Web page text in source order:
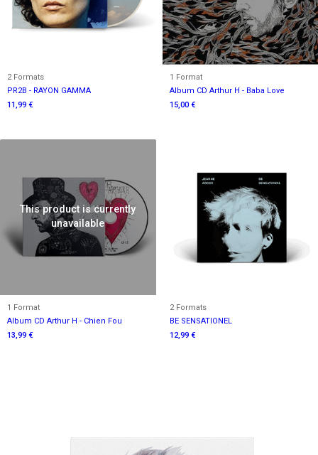
2 Formats
PR2B - RAYON GAMMA
11,99 €
1 Format
Album CD Arthur H - Baba Love
15,00 €
This product is currently
unavailable
1 Format
Album CD Arthur H - Chien Fou
13,99 €
2 Formats
BE SENSATIONEL
12,99 €